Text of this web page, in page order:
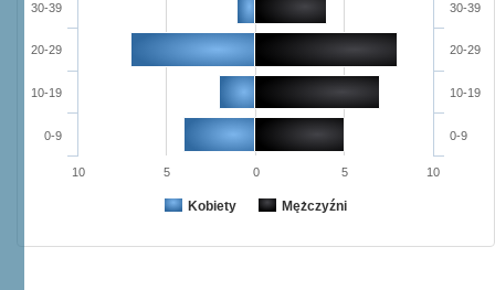
Kobiety Mężczyźni
0-9
10-19
20-29
30-39
0-9
10-19
20-29
30-39
0
10 5 5 10